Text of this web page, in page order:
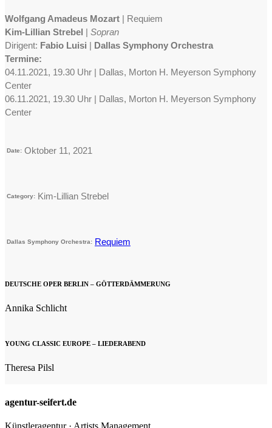
Wolfgang Amadeus Mozart | Requiem
Kim-Lillian Strebel | Sopran
Dirigent: Fabio Luisi | Dallas Symphony Orchestra
Termine:
04.11.2021, 19.30 Uhr | Dallas, Morton H. Meyerson Symphony
Center
06.11.2021, 19.30 Uhr | Dallas, Morton H. Meyerson Symphony
Center
Date: Oktober 11, 2021
Category: Kim-Lillian Strebel
Dallas Symphony Orchestra: Requiem
DEUTSCHE OPER BERLIN – GÖTTERDÄMMERUNG
Annika Schlicht
YOUNG CLASSIC EUROPE – LIEDERABEND
Theresa Pilsl
agentur-seifert.de